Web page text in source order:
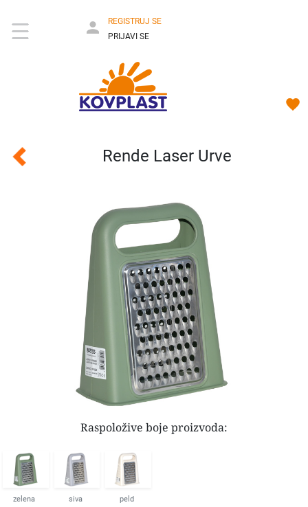
REGISTRUJ SE
PRIJAVI SE
Rende Laser Urve
Raspoložive boje proizvoda:
zelena siva peld